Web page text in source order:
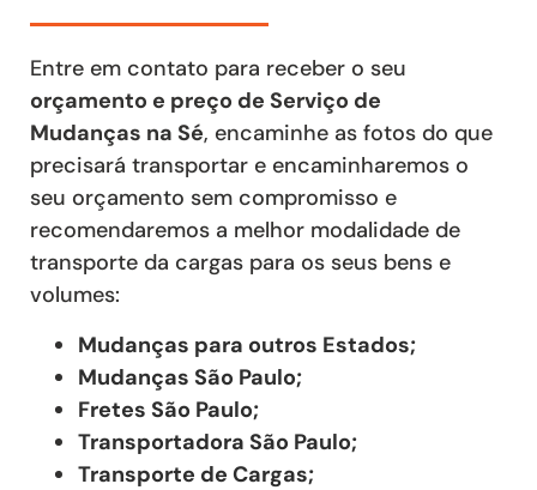
Entre em contato para receber o seu
orçamento e preço de Serviço de
Mudanças na Sé, encaminhe as fotos do que
precisará transportar e encaminharemos o
seu orçamento sem compromisso e
recomendaremos a melhor modalidade de
transporte da cargas para os seus bens e
volumes:
Mudanças para outros Estados;
Mudanças São Paulo;
Fretes São Paulo;
Transportadora São Paulo;
Transporte de Cargas;